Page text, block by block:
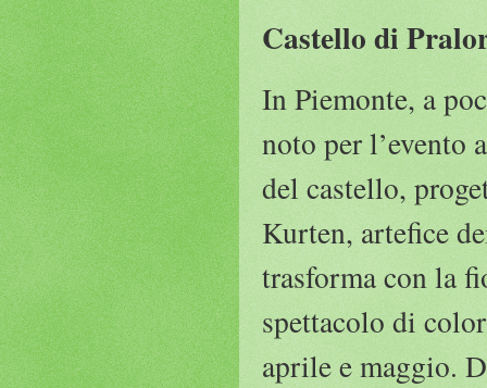
Castello di
In Piemonte, a
noto per l’evento
del castello,
Kurten, artefice
trasforma con la
spettacolo di
aprile e maggio.